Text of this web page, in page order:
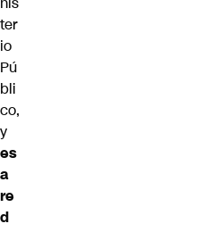
ter
io
Pú
bli
co,
y
es
a
re
d